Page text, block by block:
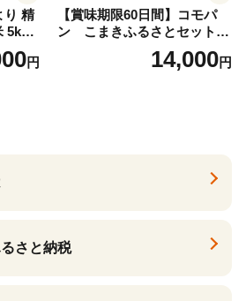
り 精
5kg×
美味
ンキ
円
【賞味期限60日間】コモパ
ン こまきふるさとセット
（24個入り）／災害用備蓄
保存食 非常食 防災グッズに
14,000円
さと納税